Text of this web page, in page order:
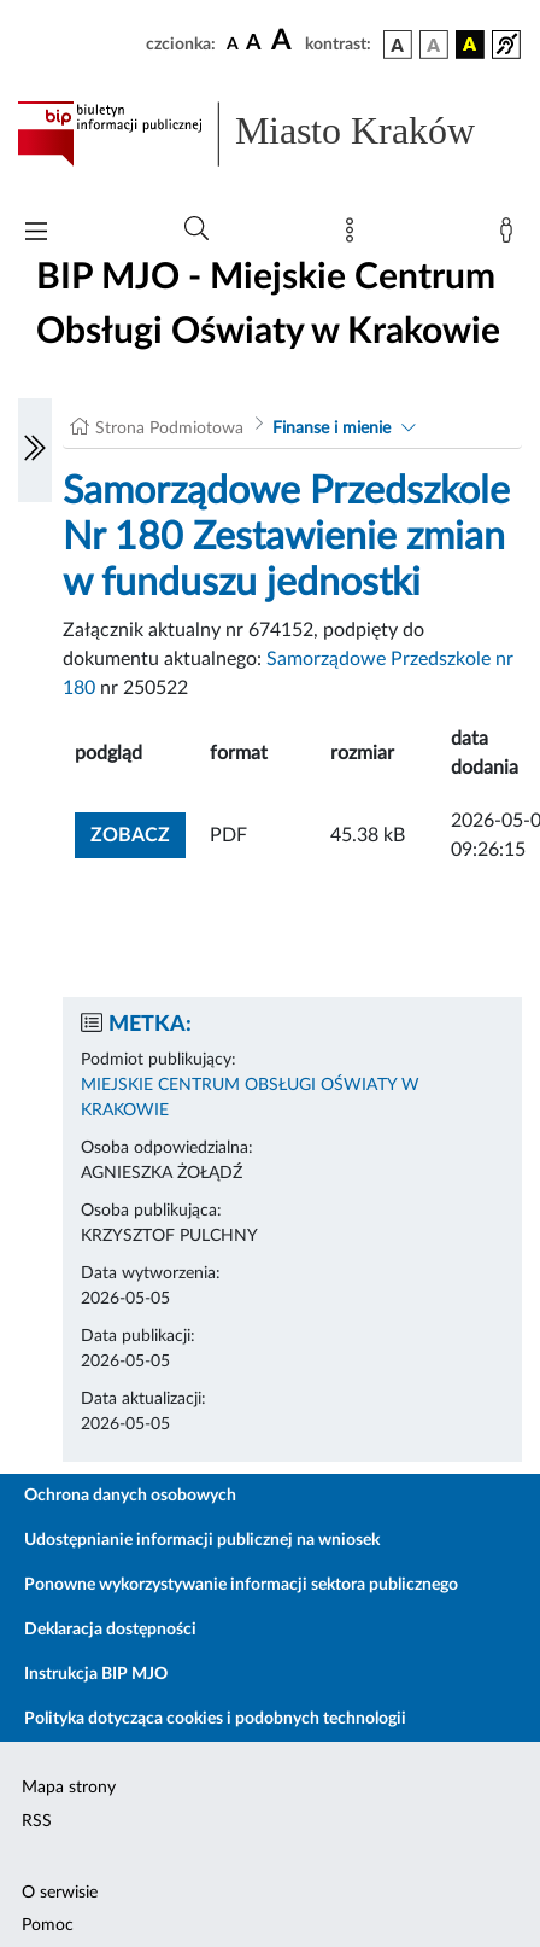
czcionka: A A A kontrast:
Miasto Kraków
BIP MJO - Miejskie Centrum
Obsługi Oświaty w Krakowie
Strona Podmiotowa Finanse i mienie
Samorządowe Przedszkole
Nr 180 Zestawienie zmian
w funduszu jednostki
Załącznik aktualny nr 674152, podpięty do
dokumentu aktualnego:Samorządowe Przedszkole nr
180 nr 250522
podgląd format rozmiar
data
dodania
ZOBACZZOBACZ ZAŁĄCZNIK
PDF 45.38 kB
2026-05-
09:26:15
METKA:
Podmiot publikujący:
MIEJSKIE CENTRUM OBSŁUGI OŚWIATY W
KRAKOWIE
Osoba odpowiedzialna:
AGNIESZKA ŻOŁĄDŹ
Osoba publikująca:
KRZYSZTOF PULCHNY
Data wytworzenia:
2026-05-05
Data publikacji:
2026-05-05
Data aktualizacji:
2026-05-05
Ochrona danych osobowych
Udostępnianie informacji publicznej na wniosek
Ponowne wykorzystywanie informacji sektora publicznego
Deklaracja dostępności
Instrukcja BIP MJO
Polityka dotycząca cookies i podobnych technologii
Mapa strony
RSS
O serwisie
Pomoc